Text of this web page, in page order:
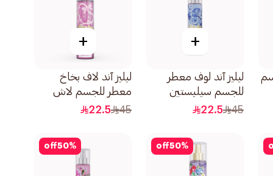
+
ليليز آند لوف معطر
للجسم سيليستين
250مل
45
22.5
+
ليليز آند لاف بخاخ
معطر للجسم لاش
250مل
45
22.5
50%
off
50%
off